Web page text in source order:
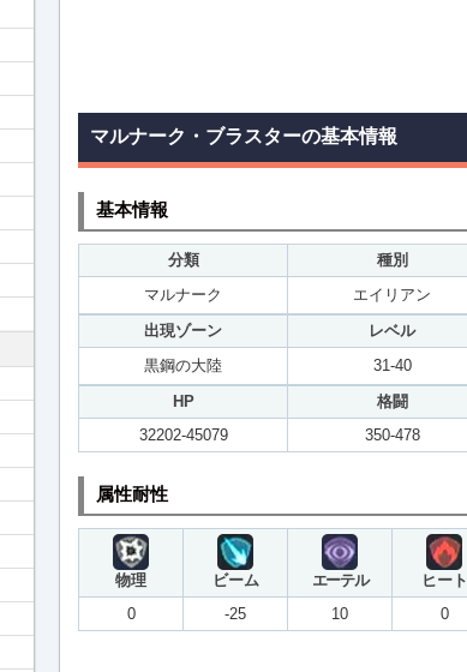
マルナーク・ブラスターの基本情報
基本情報
分類 種別
マルナーク
エイリアン
出現ゾーン
レベル
黒鋼の大陸
31-40
HP
格闘
32202-45079
350-478
属性耐性
物理 ビーム エーテル ヒート
0
-25 10 0